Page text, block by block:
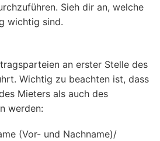
Sieh dir an, welche
wichtig sind.
an erster Stelle des
Wichtig zu beachten ist, dass
Mieters als auch des
werden:
(Vor- und Nachname)/